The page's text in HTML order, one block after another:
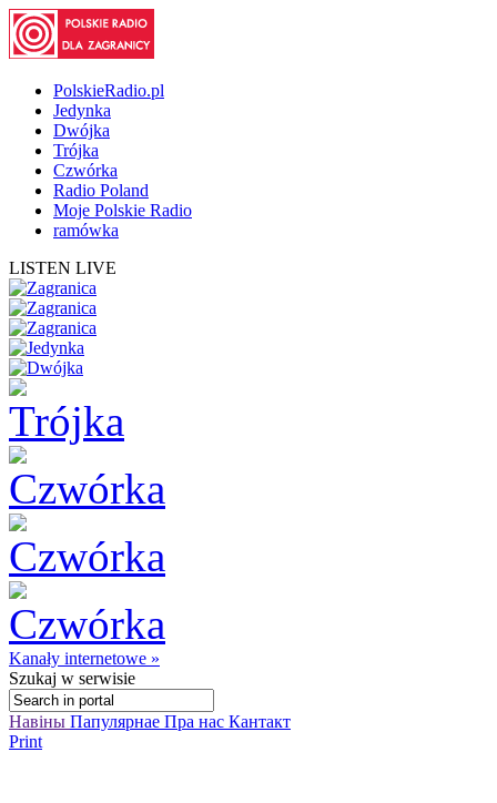
PolskieRadio.pl
Jedynka
Dwójka
Trójka
Czwórka
Radio Poland
Moje Polskie Radio
ramówka
LISTEN LIVE
Kanały internetowe »
Szukaj w serwisie
Навіны Папулярнае Пра нас Кантакт
Print